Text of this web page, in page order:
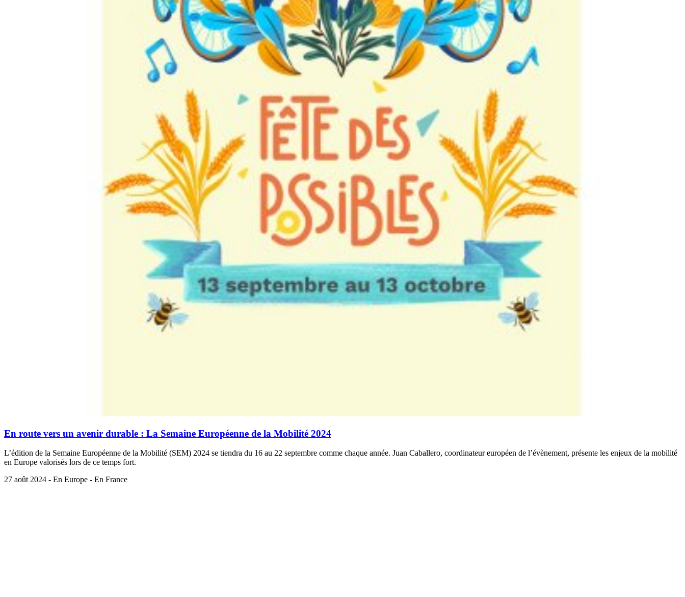
En route vers un avenir durable : La Semaine Européenne de la Mobilité 2024
L’édition de la Semaine Européenne de la Mobilité (SEM) 2024 se tiendra du 16 au 22 septembre comme chaque année. Juan Caballero, coordinateur européen de l’évènement, présente les enjeux de la mobilité
en Europe valorisés lors de ce temps fort.
27 août 2024 - En Europe - En France